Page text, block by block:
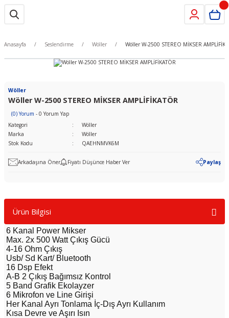
Anasayfa Seslendirme Wöller Wöller W-2500 STEREO MİKSER
Wöller
Wöller W-2500 STEREO MİKSER AMPLİFİKATÖR
(0) Yorum - 0 Yorum Yap
Kategori
Wöller
Marka
Wöller
Stok Kodu
QAEHNMVK6M
Arkadaşına Öner Fiyatı Düşünce Haber Ver Paylaş
Ürün Bilgisi
6 Kanal Power Mikser
Max. 2x 500 Watt Çıkış Gücü
4-16 Ohm Çıkış
Usb/ Sd Kart/ Bluetooth
16 Dsp Efekt
A-B 2 Çıkış Bağımsız Kontrol
5 Band Grafik Ekolayzer
6 Mikrofon ve Line Girişi
Her Kanal Ayrı Tonlama İç-Dış Ayrı Kullanım
Kısa Devre ve Aşırı Isın